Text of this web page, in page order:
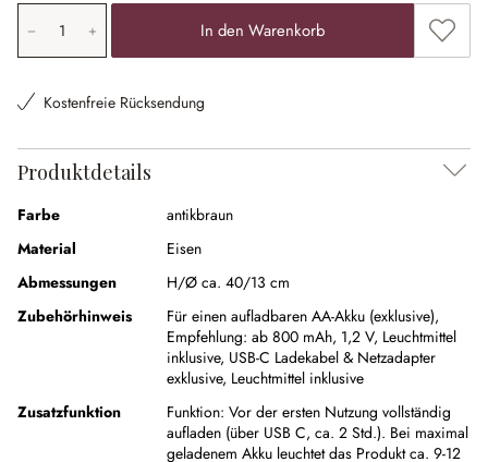
Produkt Anzahl: Gib den gewünschten Wert ein oder
In den Warenkorb Zum
Kostenfreie Rücksendung
Produktdetails
Farbe
antikbraun
Material
Eisen
Abmessungen
H/Ø ca. 40/13 cm
Zubehörhinweis
Für einen aufladbaren AA-Akku (exklusive),
Empfehlung: ab 800 mAh, 1,2 V, Leuchtmittel
inklusive, USB-C Ladekabel & Netzadapter
exklusive, Leuchtmittel inklusive
Zusatzfunktion
Funktion: Vor der ersten Nutzung vollständig
aufladen (über USB C, ca. 2 Std.). Bei maximal
geladenem Akku leuchtet das Produkt ca. 9-12